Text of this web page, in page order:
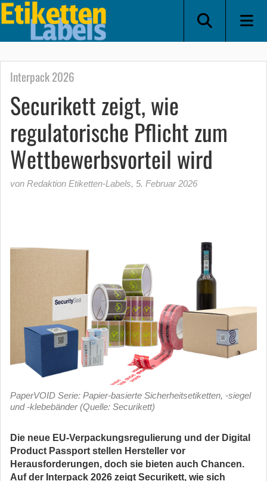
Interpack 2026
Securikett zeigt, wie
regulatorische Pflicht zum
Wettbewerbsvorteil wird
von Redaktion Etiketten-Labels, 5. Februar 2026
PaperVOID Serie: Papier-basierte Sicherheitsetiketten, -siegel
und -klebebänder (Quelle: Securikett)
Die neue EU-Verpackungsregulierung und der Digital
Product Passport stellen Hersteller vor
Herausforderungen, doch sie bieten auch Chancen.
Auf der Interpack 2026 zeigt Securikett, wie sich